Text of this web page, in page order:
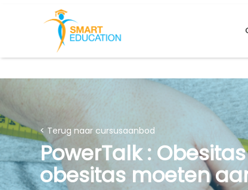
< Terug naar cursusaanbod
PowerTalk :
obesitas moeten